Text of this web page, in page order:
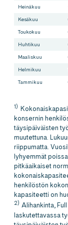
Heinäkuu
Kesäkuu
Toukokuu
Huhtikuu
Maaliskuu
Helmikuu
Tammikuu
1)
konsernin
täysipäiväisten
muutettuna.
riippumatta.
lyhyemmät
pitkäaikaiset
henkilöstön
kapasiteetti on
2) Alihankinta,
laskutettavassa